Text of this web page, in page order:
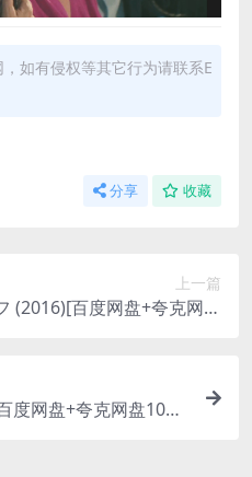
如有侵权等其它行为请联系E
分享 收藏
上一篇
(2016)[百度网盘+夸克网盘